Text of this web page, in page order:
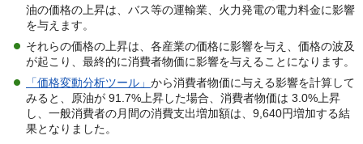
油の価格の上昇は、バス等の運輸業、火力発電の電力料金に影響
を与えます。
それらの価格の上昇は、各産業の価格に影響を与え、価格の波及
が起こり、最終的に消費者物価に影響を与えることになります。
「価格変動分析ツール」 から消費者物価に与える影響を計算して
みると、原油が 91.7%上昇した場合、消費者物価は 3.0%上昇
し、一般消費者の月間の消費支出増加額は、9,640円増加する結
果となりました。